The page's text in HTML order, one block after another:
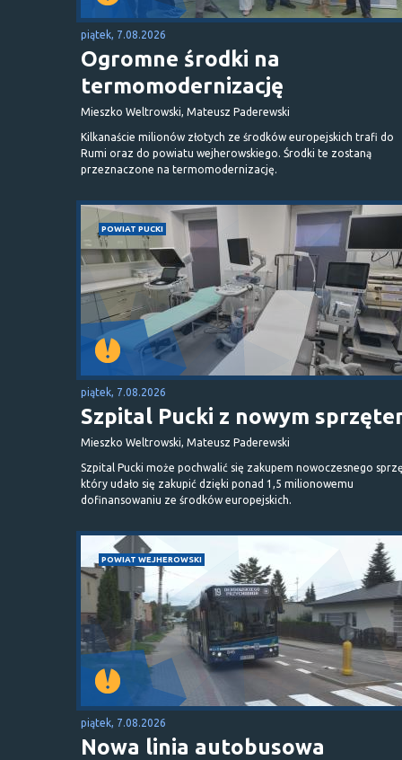
piątek, 7.08.2026
Ogromne środki na
termomodernizację
Mieszko Weltrowski, Mateusz Paderewski
Kilkanaście milionów złotych ze środków europejskich trafi do
Rumi oraz do powiatu wejherowskiego. Środki te zostaną
przeznaczone na termomodernizację.
POWIAT PUCKI
piątek, 7.08.2026
Szpital Pucki z nowym
Mieszko Weltrowski, Mateusz Paderewski
Szpital Pucki może pochwalić się zakupem nowoczesnego
który udało się zakupić dzięki ponad 1,5 milionowemu
dofinansowaniu ze środków europejskich.
POWIAT WEJHEROWSKI
piątek, 7.08.2026
Nowa linia autobusowa